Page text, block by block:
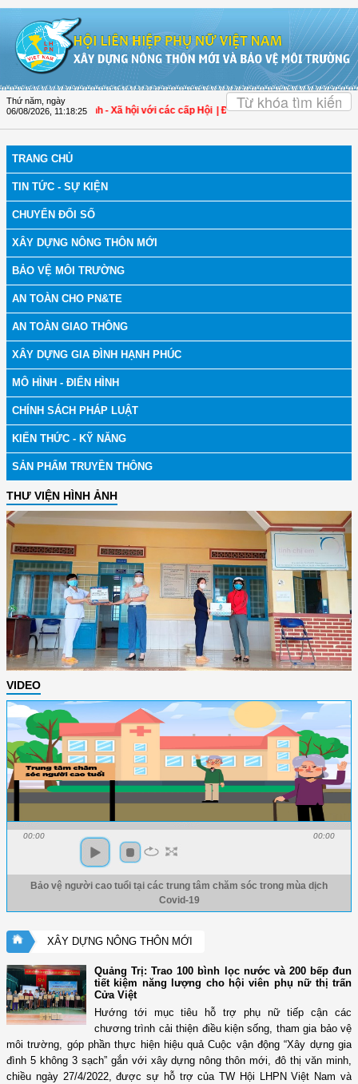
Thứ năm, ngày
06/08/2026 11:18:25
công tác Gia đình - Xã hội với các cấp Hội | Đại biểu Trần Lan Phương:
TRANG CHỦ
TIN TỨC - SỰ KIỆN
CHUYỂN ĐỔI SỐ
XÂY DỰNG NÔNG THÔN MỚI
BẢO VỆ MÔI TRƯỜNG
AN TOÀN CHO PN&TE
AN TOÀN GIAO THÔNG
XÂY DỰNG GIA ĐÌNH HẠNH PHÚC
MÔ HÌNH - ĐIỂN HÌNH
CHÍNH SÁCH PHÁP LUẬT
KIẾN THỨC - KỸ NĂNG
SẢN PHẨM TRUYỀN THÔNG
THƯ VIỆN HÌNH ẢNH
VIDEO
00:00 00:00
Bảo vệ người cao tuổi tại các trung tâm chăm sóc trong mùa dịch
Covid-19
XÂY DỰNG NÔNG THÔN MỚI
Quảng Trị: Trao 100 bình lọc nước và 200 bếp đun
tiết kiệm năng lượng cho hội viên phụ nữ thị trấn
Cửa Việt
Hướng tới mục tiêu hỗ trợ phụ nữ tiếp cận các
chương trình cải thiện điều kiện sống, tham gia bảo vệ
môi trường, góp phần thực hiện hiệu quả Cuộc vận động “Xây dựng gia
đình 5 không 3 sạch” gắn với xây dựng nông thôn mới, đô thị văn minh,
chiều ngày 27/4/2022, được sự hỗ trợ của TW Hội LHPN Việt Nam và
OK